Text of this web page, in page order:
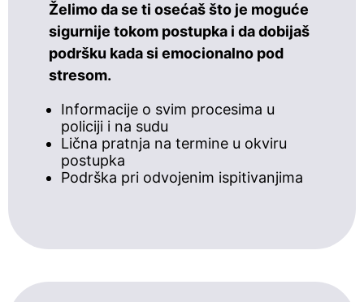
Želimo da se ti osećaš što je moguće
sigurnije tokom postupka i da dobijaš
podršku kada si emocionalno pod
stresom.
Informacije o svim procesima u
policiji i na sudu
Lična pratnja na termine u okviru
postupka
Podrška pri odvojenim ispitivanjima